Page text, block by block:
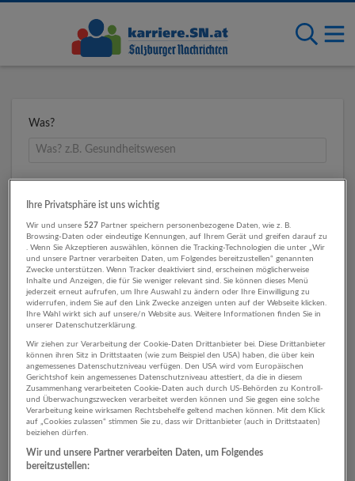
Was?
Umkreis
1 Marketing, Kommunikation,
PR Verkehr Unternehmen
Ihre Privatsphäre ist uns wichtig
Wir und unsere527 Partner speichern personenbezogene Daten, wie z. B.
Browsing-Daten oder eindeutige Kennungen, auf Ihrem Gerät und greifen darauf zu
. Wenn Sie Akzeptieren auswählen, können die Tracking-Technologien die unter „Wir
und unsere Partner verarbeiten Daten, um Folgendes bereitzustellen“ genannten
Zwecke unterstützen. Wenn Tracker deaktiviert sind, erscheinen möglicherweise
Inhalte und Anzeigen, die für Sie weniger relevant sind. Sie können dieses Menü
jederzeit erneut aufrufen, um Ihre Auswahl zu ändern oder Ihre Einwilligung zu
widerrufen, indem Sie auf den Link Zwecke anzeigen unten auf der Webseite klicken.
Ihre Wahl wirkt sich auf unsere/n Website aus. Weitere Informationen finden Sie in
unserer Datenschutzerklärung.
Wir ziehen zur Verarbeitung der Cookie-Daten Drittanbieter bei. Diese Drittanbieter
können ihren Sitz in Drittstaaten (wie zum Beispiel den USA) haben, die über kein
angemessenes Datenschutzniveau verfügen. Den USA wird vom Europäischen
Gerichtshof kein angemessenes Datenschutzniveau attestiert, da die in diesem
Zusammenhang verarbeiteten Cookie-Daten auch durch US-Behörden zu Kontroll-
und Überwachungszwecken verarbeitet werden können und Sie gegen eine solche
Verarbeitung keine wirksamen Rechtsbehelfe geltend machen können. Mit dem Klick
auf „Cookies zulassen“ stimmen Sie zu, dass wir Drittanbieter (auch in Drittstaaten)
beiziehen dürfen.
Wir und unsere Partner verarbeiten Daten, um Folgendes
bereitzustellen: